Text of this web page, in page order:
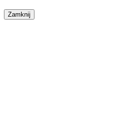
Zamknij